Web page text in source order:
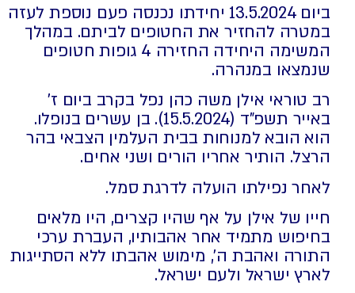
ביום 13.5.2024 יחידתו נכנסה פעם נוספת לעזה
במטרה להחזיר את החטופים לביתם. במהלך
המשימה היחידה החזירה 4 גופות חטופים
שנמצאו במנהרה.
רב טוראי אילן משה כהן נפל בקרב ביום ז'
באייר תשפ"ד (15.5.2024). בן עשרים בנופלו.
הוא הובא למנוחות בבית העלמין הצבאי בהר
הרצל. הותיר אחריו הורים ושני אחים.
לאחר נפילתו הועלה לדרגת סמל.
חייו של אילן על אף שהיו קצרים, היו מלאים
בחיפוש מתמיד אחר אהבותיו, העברת ערכי
התורה ואהבת ה', מימוש אהבתו ללא הסתייגות
לארץ ישראל ולעם ישראל.